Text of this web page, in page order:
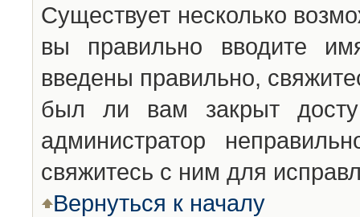
Существует несколько
вы правильно вводите
введены правильно,
был ли вам закрыт
администратор
свяжитесь с ним для
Вернуться к началу